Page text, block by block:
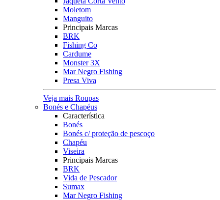
Moletom
Manguito
Principais Marcas
BRK
Fishing Co
Cardume
Monster 3X
Mar Negro Fishing
Presa Viva
Veja mais Roupas
Bonés e Chapéus
Característica
Bonés
Bonés c/ proteção de pescoço
Chapéu
Viseira
Principais Marcas
BRK
Vida de Pescador
Sumax
Mar Negro Fishing